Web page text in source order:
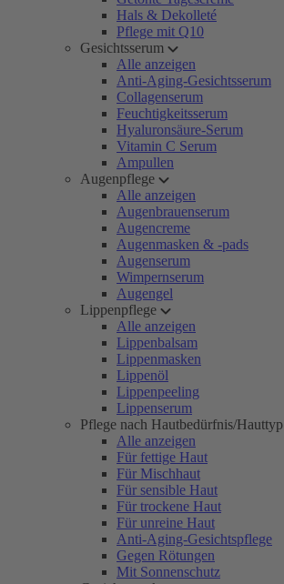
Hals & Dekolleté
Pflege mit Q10
Gesichtsserum
Alle anzeigen
Anti-Aging-Gesichtsserum
Collagenserum
Feuchtigkeitsserum
Hyaluronsäure-Serum
Vitamin C Serum
Ampullen
Augenpflege
Alle anzeigen
Augenbrauenserum
Augencreme
Augenmasken & -pads
Augenserum
Wimpernserum
Augengel
Lippenpflege
Alle anzeigen
Lippenbalsam
Lippenmasken
Lippenöl
Lippenpeeling
Lippenserum
Pflege nach Hautbedürfnis/Hauttyp
Alle anzeigen
Für fettige Haut
Für Mischhaut
Für sensible Haut
Für trockene Haut
Für unreine Haut
Anti-Aging-Gesichtspflege
Gegen Rötungen
Mit Sonnenschutz